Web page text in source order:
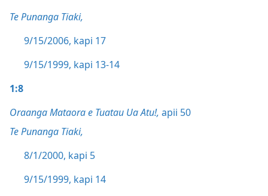
Te Punanga Tiaki,
9/15/2006, kapi 17
9/15/1999, kapi 13-14
1:8
Oraanga Mataora e Tuatau Ua Atu!, apii 50
Te Punanga Tiaki,
8/1/2000, kapi 5
9/15/1999, kapi 14